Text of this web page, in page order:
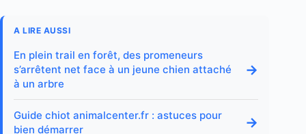
A LIRE AUSSI
En plein trail en forêt, des promeneurs
s’arrêtent net face à un jeune chien attaché
à un arbre
→
Guide chiot animalcenter.fr : astuces pour
bien démarrer
→